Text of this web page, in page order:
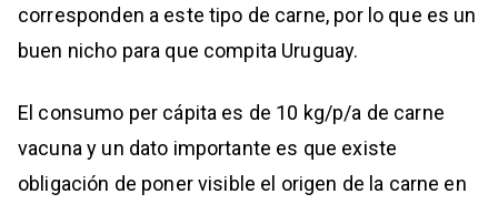
corresponden a este tipo de carne, por lo que es un
buen nicho para que compita Uruguay.
El consumo per cápita es de 10 kg/p/a de carne
vacuna y un dato importante es que existe
obligación de poner visible el origen de la carne en